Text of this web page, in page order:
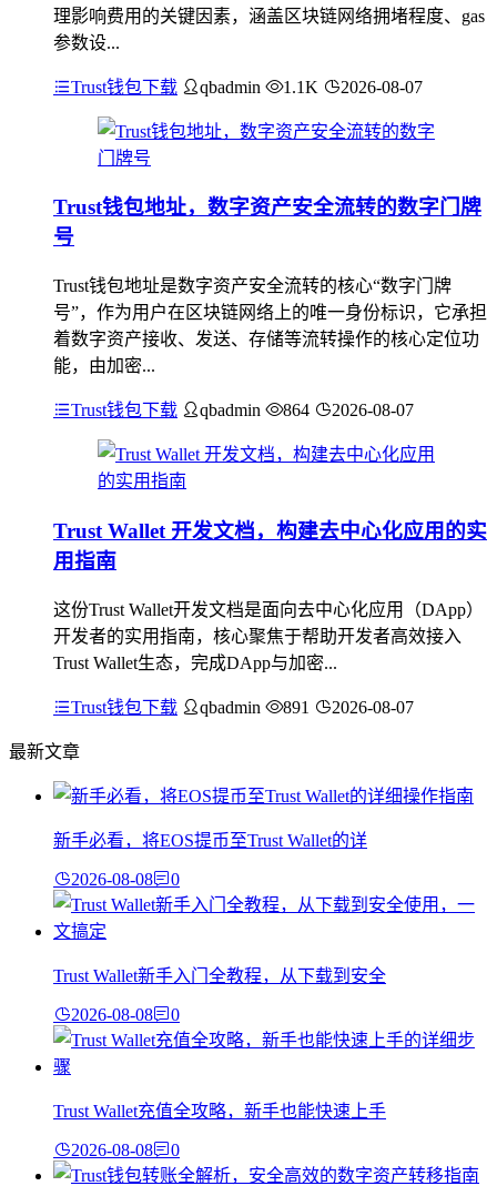
理影响费用的关键因素，涵盖区块链网络拥堵程度、gas
参数设...
Trust钱包下载 qbadmin 1.1K 2026-08-07
Trust钱包地址，数字资产安全流转的数字门牌
号
Trust钱包地址是数字资产安全流转的核心“数字门牌
号”，作为用户在区块链网络上的唯一身份标识，它承担
着数字资产接收、发送、存储等流转操作的核心定位功
能，由加密...
Trust钱包下载 qbadmin 864 2026-08-07
Trust Wallet 开发文档，构建去中心化应用的实
用指南
这份Trust Wallet开发文档是面向去中心化应用（DApp）
开发者的实用指南，核心聚焦于帮助开发者高效接入
Trust Wallet生态，完成DApp与加密...
Trust钱包下载 qbadmin 891 2026-08-07
最新文章
新手必看，将EOS提币至Trust Wallet的详
2026-08-08 0
Trust Wallet新手入门全教程，从下载到安全
2026-08-08 0
Trust Wallet充值全攻略，新手也能快速上手
2026-08-08 0